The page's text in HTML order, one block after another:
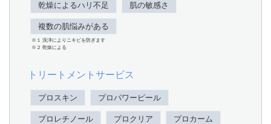
乾燥によるハリ不足 肌の敏感さ
複数の肌悩みがある
※１ 洗浄によりニキビを防ぎます
※２ 乾燥による
トリートメントサービス
プロスキン プロパワーピール
プロレチノール プロクリア プロカーム